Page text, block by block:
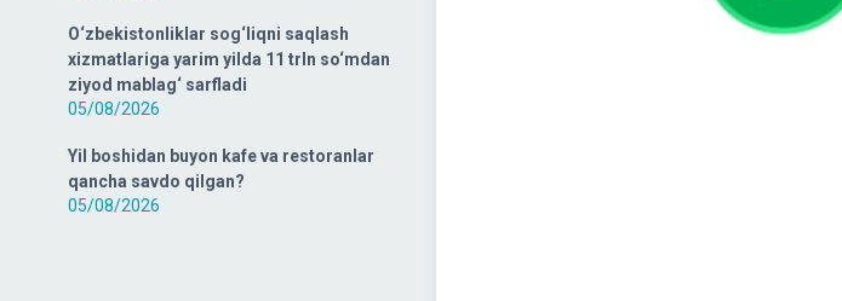
O‘zbekistonliklar sog‘liqni saqlash
xizmatlariga yarim yilda 11 trln so‘mdan
ziyod mablag‘ sarfladi
05/08/2026
Yil boshidan buyon kafe va restoranlar
qancha savdo qilgan?
05/08/2026